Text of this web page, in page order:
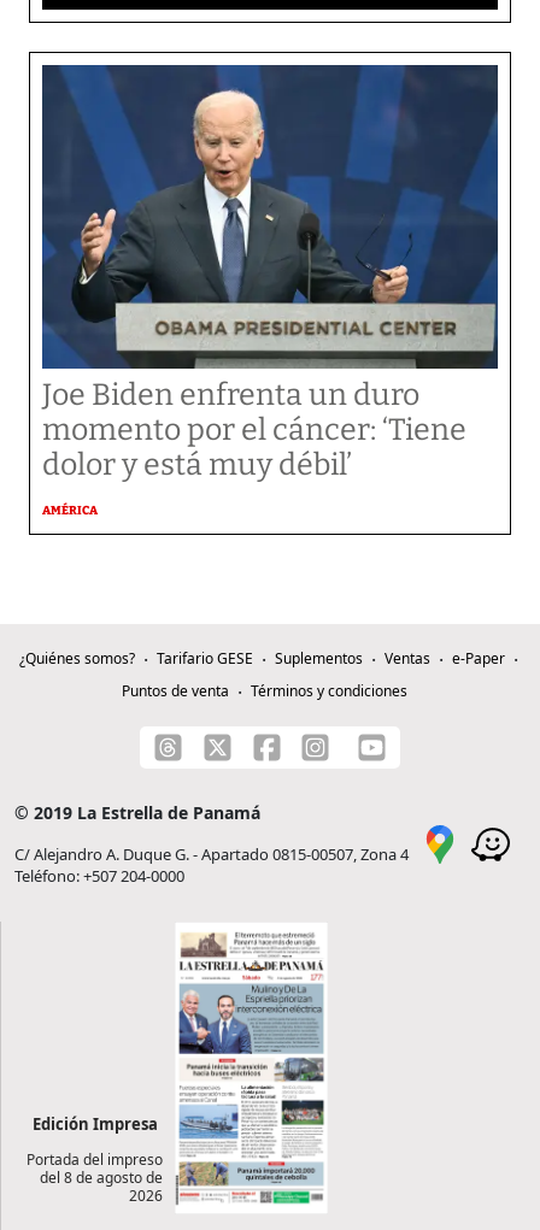
Joe Biden enfrenta un duro
momento por el cáncer: ‘Tiene
dolor y está muy débil’
AMÉRICA
¿Quiénes somos? Tarifario GESE Suplementos Ventas
e-Paper
Puntos de venta
Términos y condiciones
© 2019 La Estrella de Panamá
C/ Alejandro A. Duque G. - Apartado 0815-00507, Zona 4
Teléfono: +507 204-0000
Edición Impresa
Portada del impreso
del 8 de agosto de
2026